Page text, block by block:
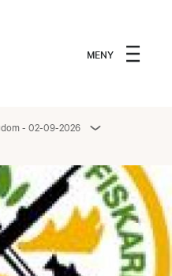
MENY
- 02-09-2026